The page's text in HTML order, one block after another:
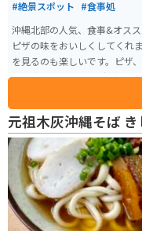
#絶景スポット #食事処
沖縄北部の人気、食事&オス
ピザの味をおいしくしてくれ
を見るのも楽しいです。ピザ
ーの森（カットマンゴー）な
元祖木灰沖縄そば